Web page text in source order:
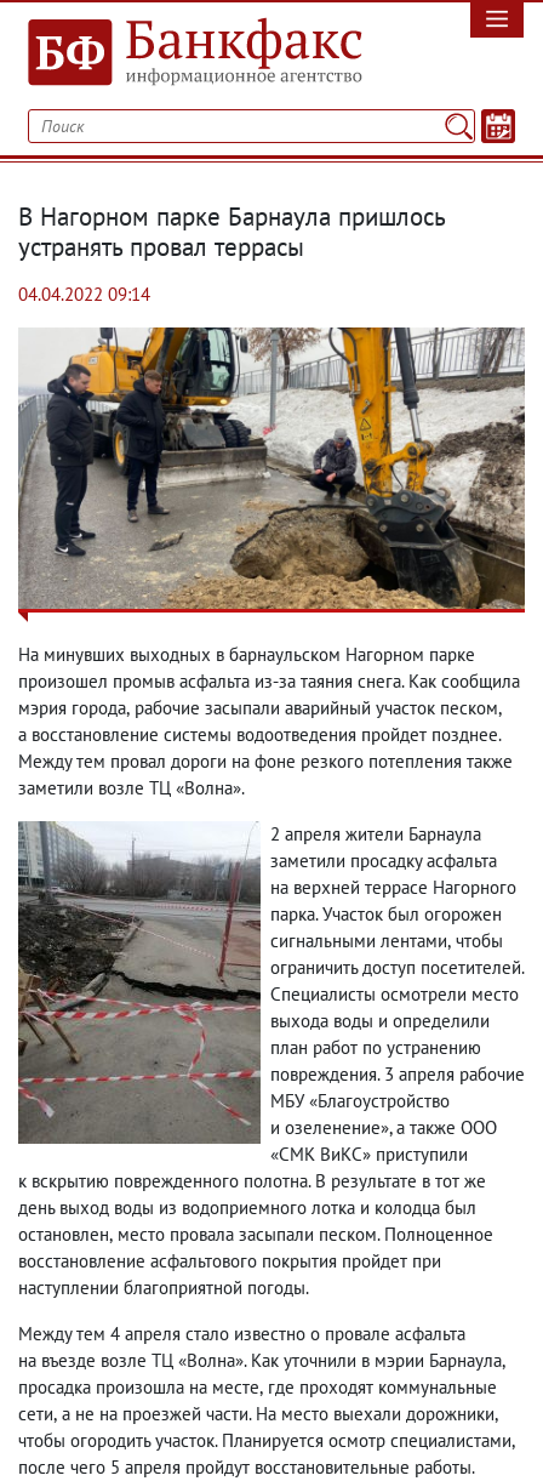
В Нагорном парке Барнаула пришлось
устранять провал террасы
04.04.2022 09:14
На минувших выходных в барнаульском Нагорном парке
произошел промыв асфальта из-за таяния снега. Как сообщила
мэрия города, рабочие засыпали аварийный участок песком,
а восстановление системы водоотведения пройдет позднее.
Между тем провал дороги на фоне резкого потепления также
заметили возле ТЦ «Волна».
2 апреля жители Барнаула
заметили просадку асфальта
на верхней террасе Нагорного
парка. Участок был огорожен
сигнальными лентами, чтобы
ограничить доступ посетителей.
Специалисты осмотрели место
выхода воды и определили
план работ по устранению
повреждения. 3 апреля рабочие
МБУ «Благоустройство
и озеленение», а также ООО
«СМК ВиКС» приступили
к вскрытию поврежденного полотна. В результате в тот же
день выход воды из водоприемного лотка и колодца был
остановлен, место провала засыпали песком. Полноценное
восстановление асфальтового покрытия пройдет при
наступлении благоприятной погоды.
Между тем 4 апреля стало известно о провале асфальта
на въезде возле ТЦ «Волна». Как уточнили в мэрии Барнаула,
просадка произошла на месте, где проходят коммунальные
сети, а не на проезжей части. На место выехали дорожники,
чтобы огородить участок. Планируется осмотр специалистами,
после чего 5 апреля пройдут восстановительные работы.